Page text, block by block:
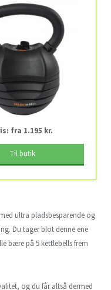
fra 1.195 kr.
Til butik
ultra pladsbesparende og
Du tager blot denne ene
bære på 5 kettlebells frem
og du får altså dermed